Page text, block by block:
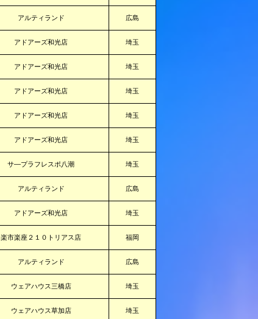
アルティランド 広島
アドアーズ和光店 埼玉
アドアーズ和光店 埼玉
アドアーズ和光店 埼玉
アドアーズ和光店 埼玉
アドアーズ和光店 埼玉
サ―プラフレスポ八潮 埼玉
アルティランド 広島
アドアーズ和光店 埼玉
楽市楽座２１０トリアス店 福岡
アルティランド 広島
ウェアハウス三橋店 埼玉
ウェアハウス草加店 埼玉